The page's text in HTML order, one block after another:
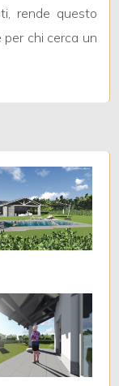
rende questo
chi cerca un